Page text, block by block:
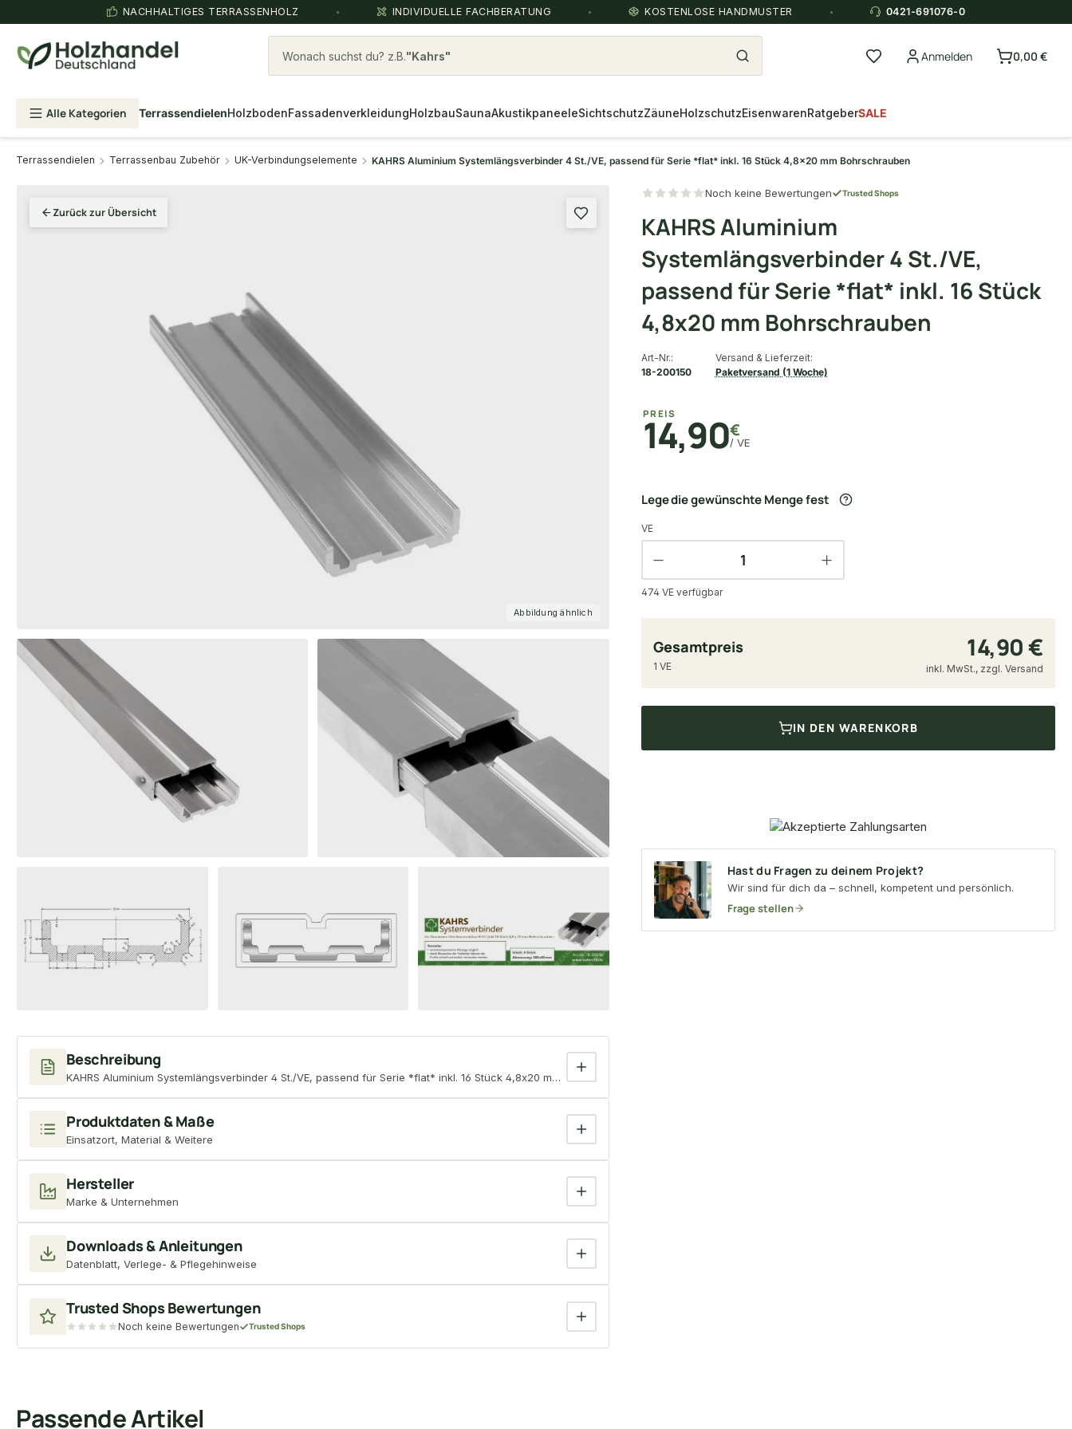
NACHHALTIGES TERRASSENHOLZ INDIVIDUELLE FACHBERATUNG KOSTENLOSE HANDMUSTER 0421-691076-0
Wonach suchst du? z.B. wpc Anmelden 0,00 €
Alle Kategorien TerrassendielenHolzbodenFassadenverkleidungHolzbauSaunaAkustikpaneeleSichtschutzZäuneHolzschutzEisenwarenRatgeberSALE
Terrassendielen Terrassenbau Zubehör UK-Verbindungselemente KAHRS Aluminium Systemlängsverbinder 4 St./VE, passend für Serie *flat* inkl. 16 Stück 4,8x20 mm Bohrschrauben
Zurück zur Übersicht
Abbildung ähnlich
Beschreibung
KAHRS Aluminium Systemlängsverbinder 4 St./VE, passend für Serie *flat* inkl. 16 Stück 4,8x20 mm Bohrschrauben
Produktdaten & Maße
Einsatzort, Material & Weitere
Hersteller
Marke & Unternehmen
Downloads & Anleitungen
Datenblatt, Verlege- & Pflegehinweise
Trusted Shops Bewertungen
Noch keine Bewertungen Trusted Shops
Noch keine Bewertungen Trusted Shops
KAHRS Aluminium
Systemlängsverbinder 4 St./VE,
passend für Serie *flat* inkl. 16 Stück
4,8x20 mm Bohrschrauben
Art-Nr.:
18-200150
Versand & Lieferzeit:
Paketversand (1 Woche)
PREIS
14,90€
/ VE
Lege die gewünschte Menge fest
VE
474 VE verfügbar
Gesamtpreis 14,90 €
1 VE inkl. MwSt., zzgl. Versand
IN DEN WARENKORB
Hast du Fragen zu deinem Projekt?
Wir sind für dich da – schnell, kompetent und persönlich.
Frage stellen
Passende Artikel